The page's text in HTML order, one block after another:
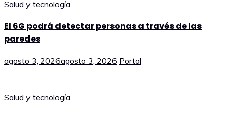
Salud y tecnología
El 6G podrá detectar personas a través de las
paredes
agosto 3, 2026agosto 3, 2026 Portal
Salud y tecnología